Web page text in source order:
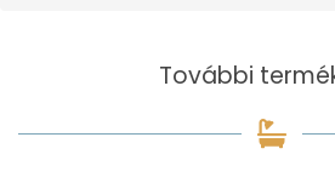
További